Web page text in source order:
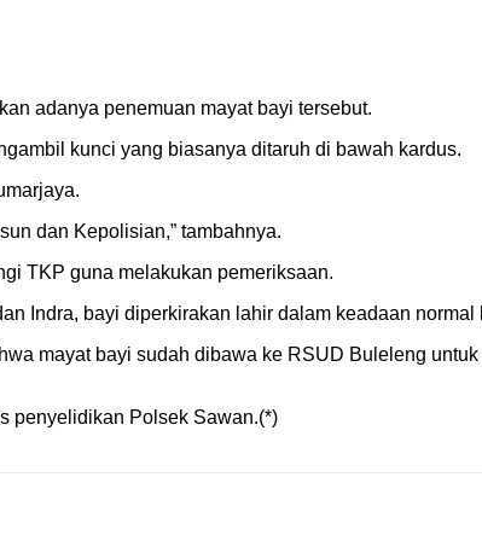
adanya penemuan mayat bayi tersebut.
kunci yang biasanya ditaruh di bawah kardus.
dan Kepolisian,” tambahnya.
TKP guna melakukan pemeriksaan.
Indra, bayi diperkirakan lahir dalam keadaan normal
mayat bayi sudah dibawa ke RSUD Buleleng
penyelidikan Polsek Sawan.(*)